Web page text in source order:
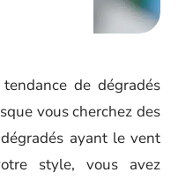
de dégradés
vous cherchez des
ayant le vent
style, vous avez